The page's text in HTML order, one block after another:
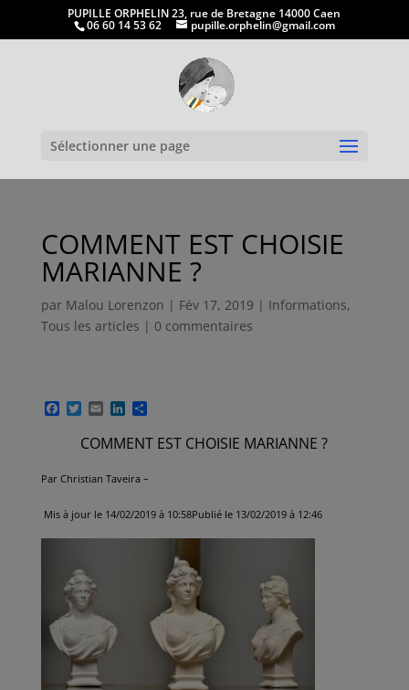
PUPILLE ORPHELIN 23, rue de Bretagne 14000 Caen
06 60 14 53 62 pupille.orphelin@gmail.com
Sélectionner une page
COMMENT EST CHOISIE
MARIANNE ?
par Malou Lorenzon | Fév 17, 2019 | Informations,
Tous les articles | 0 commentaires
F
o
k
T
i
t
e
E
a
i
L
n
k
d
n
P
r
t
g
r
COMMENT EST CHOISIE MARIANNE ?
Par Christian Taveira –
Mis à jour le 14/02/2019 à 10:58Publié le 13/02/2019 à 12:46